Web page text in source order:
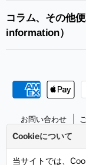
い
い
コラム、その他
information）
お問い合わせ
個人情報の取り
Cookieについて
当サイトでは、